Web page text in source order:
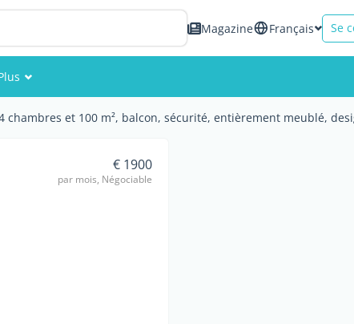
Magazine Français Se
Événements
chambres et 100 m², balcon, sécurité, entièrement meublé,
€ 1900
par mois, Négociable